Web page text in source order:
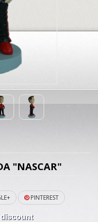
"NASCAR"
PINTEREST
discount